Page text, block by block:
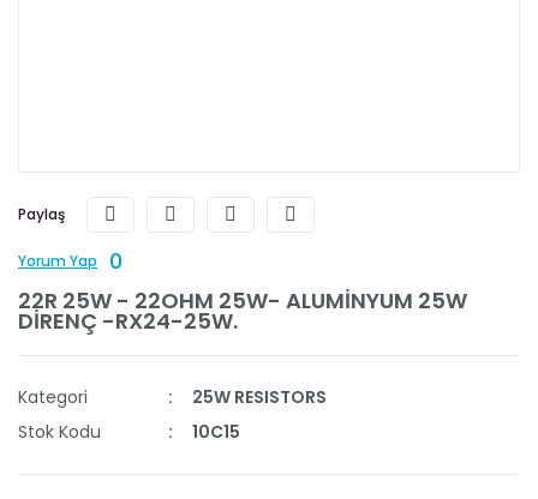
Paylaş
Yorum Yap
0
22R 25W - 22OHM 25W- ALUMİNYUM 25W
DİRENÇ -RX24-25W.
Kategori
25W RESISTORS
Stok Kodu
10C15